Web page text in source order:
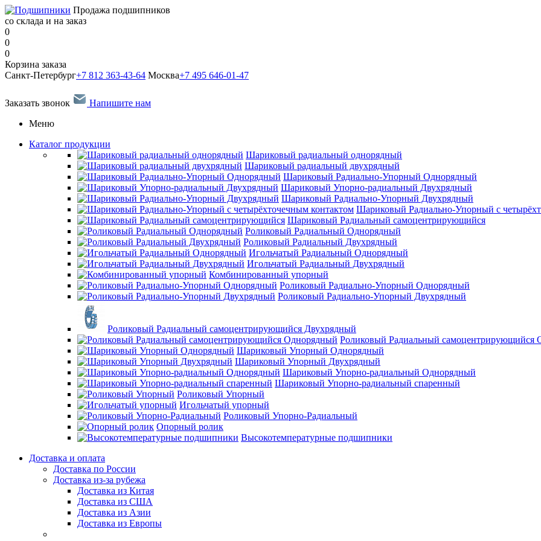
Продажа подшипников
со склада и на заказ
0
0
0
Корзина заказа
Санкт-Петербург+7 812 363-43-64 Москва+7 495 646-01-47
Заказать звонок
Напишите нам
Меню
Каталог продукции
Шариковый радиальный однорядный
Шариковый радиальный двухрядный
Шариковый Радиально-Упорный Однорядный
Шариковый Упорно-радиальный Двухрядный
Шариковый Радиально-Упорный Двухрядный
Шариковый Радиально-Упорный с
Шариковый Радиальный самоцентрирующийся
Роликовый Радиальный Однорядный
Роликовый Радиальный Двухрядный
Игольчатый Радиальный Однорядный
Игольчатый Радиальный Двухрядный
Комбинированный упорный
Роликовый Радиально-Упорный Однорядный
Роликовый Радиально-Упорный Двухрядный
Роликовый Радиальный самоцентрирующийся Двухрядный
Роликовый Радиальный самоцентрирующийся
Шариковый Упорный Однорядный
Шариковый Упорный Двухрядный
Шариковый Упорно-радиальный Однорядный
Шариковый Упорно-радиальный спаренный
Роликовый Упорный
Игольчатый упорный
Роликовый Упорно-Радиальный
Опорный ролик
Высокотемпературные подшипники
Доставка и оплата
Доставка по России
Доставка из-за рубежа
Доставка из Китая
Доставка из США
Доставка из Азии
Доставка из Европы